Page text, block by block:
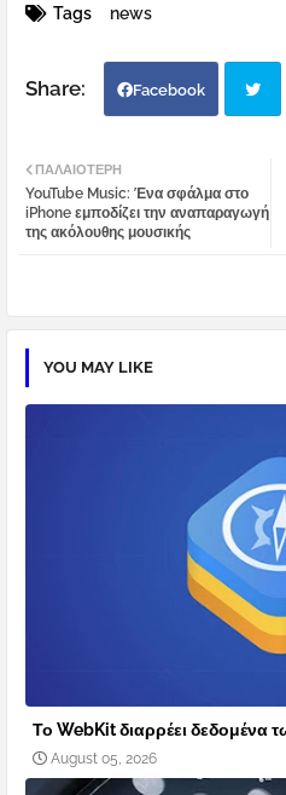
Tags news
Facebook
tter
ΠΑΛΑΙΌΤΕΡΗ
YouTube Music: Ένα σφάλμα στο
iPhone εμποδίζει την αναπαραγωγή
της ακόλουθης μουσικής
YOU MAY LIKE
Το WebKit διαρρέει δεδομένα
August 05, 2026